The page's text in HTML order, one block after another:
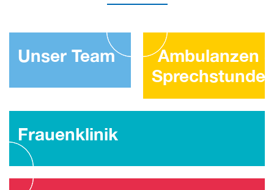
Unser Team
Ambulanzen
Frauenklinik